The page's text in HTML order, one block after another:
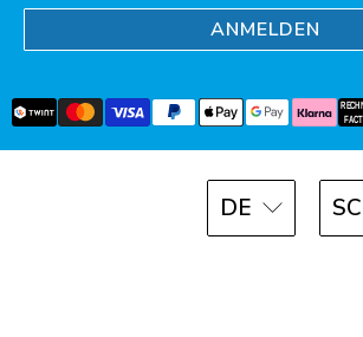
ANMELDEN
DE